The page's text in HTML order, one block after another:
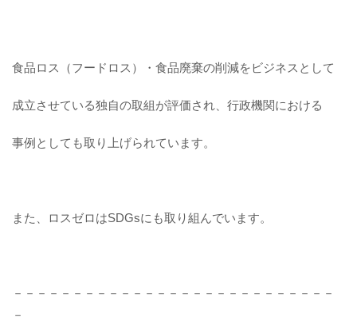
食品ロス（フードロス）・食品廃棄の削減をビジネスとして
成立させている独自の取組が評価され、行政機関における
事例としても取り上げられています。
また、ロスゼロはSDGsにも取り組んでいます。
－－－－－－－－－－－－－－－－－－－－－－－－－－－
－